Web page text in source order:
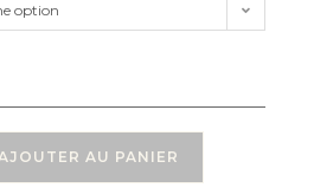
option
AU PANIER